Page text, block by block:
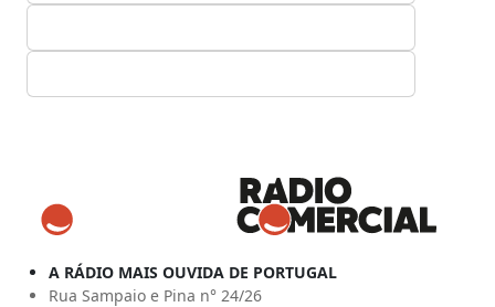
A RÁDIO MAIS OUVIDA DE PORTUGAL
Rua Sampaio e Pina n° 24/26